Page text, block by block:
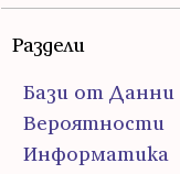
Раздели
Бази от Данни
Вероятности
Информатика